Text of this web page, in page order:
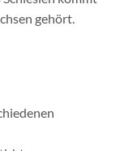
gehört.